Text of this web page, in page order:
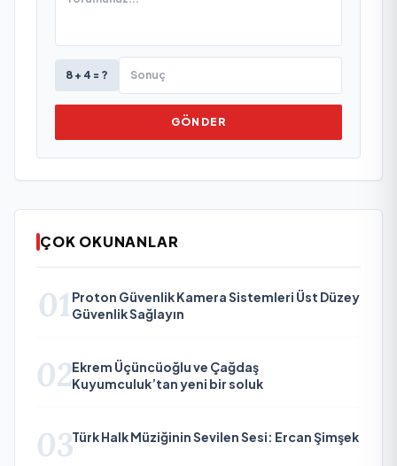
8 + 4 = ?
GÖNDER
ÇOK OKUNANLAR
01 Proton Güvenlik Kamera Sistemleri Üst Düzey
Güvenlik Sağlayın
02Ekrem Üçüncüoğlu ve Çağdaş
Kuyumculuk’tan yeni bir soluk
03Türk Halk Müziğinin Sevilen Sesi: Ercan Şimşek